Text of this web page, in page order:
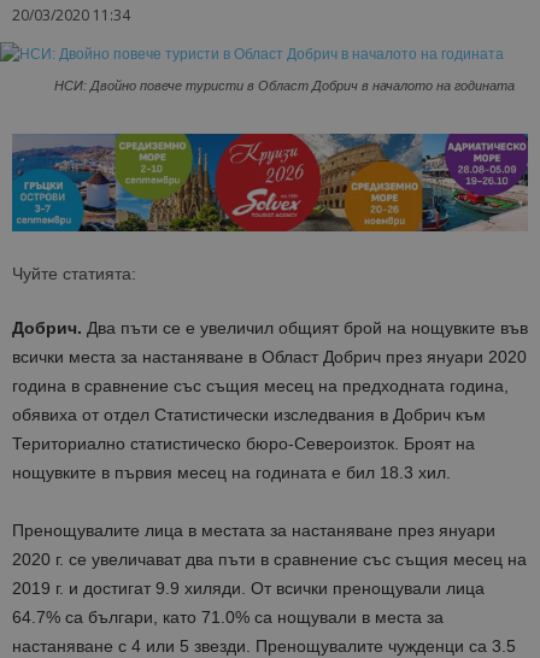
20/03/2020 11:34
НСИ: Двойно повече туристи в Област Добрич в началото на годината
Чуйте статията:
Добрич. Два пъти се е увеличил общият брой на нощувките във
всички места за настаняване в Област Добрич през януари 2020
година в сравнение със същия месец на предходната година,
обявиха от отдел Статистически изследвания в Добрич към
Териториално статистическо бюро-Североизток. Броят на
нощувките в първия месец на годината е бил 18.3 хил.
Пренощувалите лица в местата за настаняване през януари
2020 г. се увеличават два пъти в сравнение със същия месец на
2019 г. и достигат 9.9 хиляди. От всички пренощували лица
64.7% са българи, като 71.0% са нощували в места за
настаняване с 4 или 5 звезди. Пренощувалите чужденци са 3.5